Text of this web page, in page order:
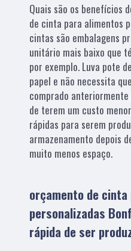
Quais são os benefícios
de cinta para alimentos
cintas são embalagens
unitário mais baixo que
por exemplo. Luva pote
papel e não necessita
comprado
de terem um custo
rápidas para serem
armazenamento depois
muito menos espaço.
orçamento de
personalizadas
rápida de ser